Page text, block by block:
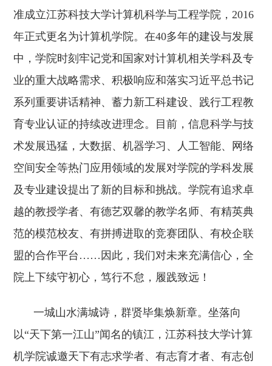
准成立江苏科技大学计算机科学与工程学院， 2016
年正式更名为计算机学院。在40多年的建设与发展
中，学院时刻牢记党和国家对计算机相关学科及专
业的重大战略需求、积极响应和落实习近平总书记
系列重要讲话精神、蓄力新工科建设、践行工程教
育专业认证的持续改进理念。目前，信息科学与技
术发展迅猛，大数据、机器学习、人工智能、网络
空间安全等热门应用领域的发展对学院的学科发展
及专业建设提出了新的目标和挑战。学院有追求卓
越的教授学者、有德艺双馨的教学名师、有精英典
范的模范校友、有拼搏进取的竞赛团队、有校企联
盟的合作平台……因此，我们对未来充满信心，全
院上下续守初心，笃行不怠，履践致远！
一城山水满城诗，群贤毕集焕新章。坐落向
以“天下第一江山”闻名的镇江，江苏科技大学计算
机学院诚邀天下有志求学者、有志育才者、有志创